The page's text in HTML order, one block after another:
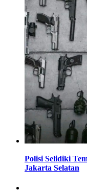
Polisi Selidiki
Jakarta Selatan